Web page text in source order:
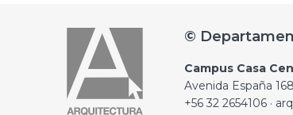
©
Campus Casa
Avenida España
+56 32 2654106 ·